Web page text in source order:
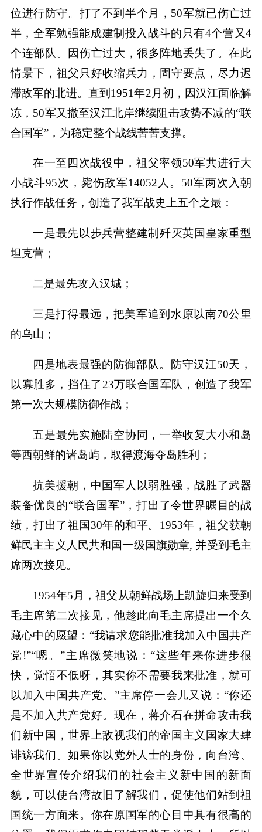
位进行防守。打了不到半个月，50军就已伤亡过
半，全军勉强能成建制投入战斗的只有4个营又4
个连部队。因伤亡过大，很多阵地丢失了。在此
情景下，祖父只好收缩兵力，固守要点，尽力迟
滞敌军的北进。直到1951年2月初，因汉江面临解
冻，50军又撤至汉江北岸继续阻击攻势不减的“联
合国军”，为稳定整个战线苦苦支撑。
在一至四次战役中，祖父率领50军共进行大
小战斗95次，毙伤敌军14052人。50军两次入朝
执行作战任务，创造了我军战史上五个之最：
一是最先以步兵营整建制歼灭英国皇家重型
坦克营；
二是最先攻入汉城；
三是打得最远，把美军追到水原以南70公里
的乌山；
四是地表最强的防御部队。防守汉江50天，
以寡胜多，挡住了23万联合国军队，创造了我军
第一次大规模防御作战；
五是最先实施陆空协同，一举收复大小和岛
等西朝鲜的诸岛屿，取得渡海夺岛胜利；
抗美援朝，中国军人以弱胜强，战胜了武器
装备优良的“联合国军”，打出了令世界瞩目的战
绩，打出了祖国30年的和平。1953年，祖父获朝
鲜民主主义人民共和国一级国旗勋章, 并受到毛主
席两次接见。
1954年5月，祖父从朝鲜战场上凯旋归来受到
毛主席第二次接见，他趁此向毛主席提出一个久
藏心中的愿望：“我请求您能批准我加入中国共产
党!”“嗯。”主席微笑地说：“这些年来你进步很
快，觉悟不低呀，其实你不需要我来批准，就可
以加入中国共产党。”主席停一会儿又说：“你还
是不加入共产党好。现在，蒋介石在拼命攻击我
们新中国，世界上敌视我们的帝国主义国家大肆
诽谤我们。如果你以党外人士的身份，向台湾、
全世界宣传介绍我们的社会主义新中国的新面
貌，可以使台湾故旧了解我们，促使他们站到祖
国统一方面来。你在原国军的心目中具有很高的